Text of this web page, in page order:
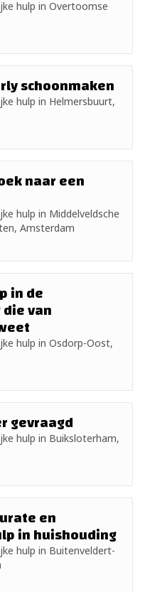
hulp in Overtoomse
schoonmaken
hulp in Helmersbuurt,
naar een
hulp in Middelveldsche
Amsterdam
in de
van
hulp in Osdorp-Oost,
gevraagd
hulp in Buiksloterham,
en
in huishouding
hulp in Buitenveldert-